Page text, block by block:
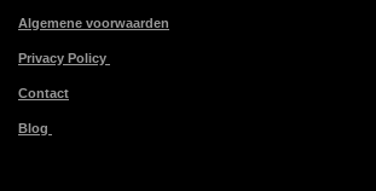
Algemene voorwaarden
Privacy Policy
Contact
Blog